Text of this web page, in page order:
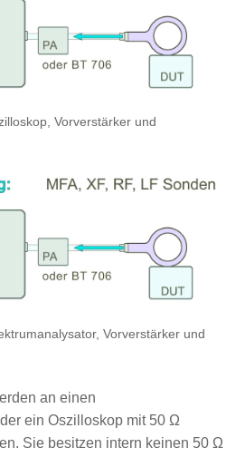
Vorverstärker und
Vorverstärker und
an einen
ein Oszilloskop mit 50 Ω
Sie besitzen intern keinen 50 Ω